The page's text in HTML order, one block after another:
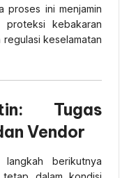
proses ini menjamin
proteksi kebakaran
keselamatan
Tugas
Vendor
berikutnya